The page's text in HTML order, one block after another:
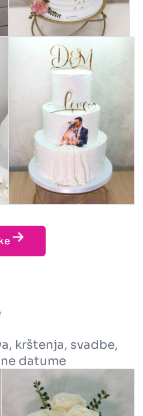
krštenja, svadbe,
datume